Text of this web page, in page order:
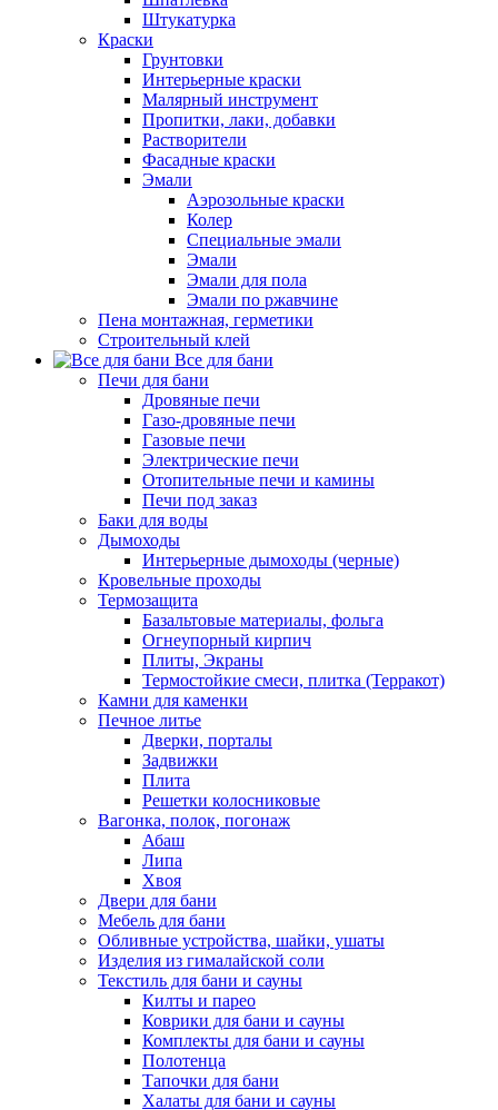
Штукатурка
Краски
Грунтовки
Интерьерные краски
Малярный инструмент
Пропитки, лаки, добавки
Растворители
Фасадные краски
Эмали
Аэрозольные краски
Колер
Специальные эмали
Эмали
Эмали для пола
Эмали по ржавчине
Пена монтажная, герметики
Строительный клей
Все для бани
Печи для бани
Дровяные печи
Газо-дровяные печи
Газовые печи
Электрические печи
Отопительные печи и камины
Печи под заказ
Баки для воды
Дымоходы
Интерьерные дымоходы (черные)
Кровельные проходы
Термозащита
Базальтовые материалы, фольга
Огнеупорный кирпич
Плиты, Экраны
Термостойкие смеси, плитка (Терракот)
Камни для каменки
Печное литье
Дверки, порталы
Задвижки
Плита
Решетки колосниковые
Вагонка, полок, погонаж
Абаш
Липа
Хвоя
Двери для бани
Мебель для бани
Обливные устройства, шайки, ушаты
Изделия из гималайской соли
Текстиль для бани и сауны
Килты и парео
Коврики для бани и сауны
Комплекты для бани и сауны
Полотенца
Тапочки для бани
Халаты для бани и сауны